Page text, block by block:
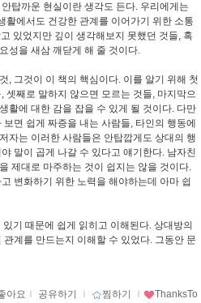
탑까운 현실이란 생각도 든다. 우리에게는
에서도 건강한 관계를 이어가기 위한 소통
있었지만 깊이 생각해보지 못했던 것들, 혹
성을 새삼 깨닫게 해 줄 것이다.
, 그것이 이 책의 핵심이다. 이를 알기 위해 첫
셋째로 말하지 않으면 모르는 것들, 마지막으
활에 대한 감을 잡을 수 있게 될 것이다. 다만
면 쉽게 짜증을 내는 사람들, 타인의 행동에
자는 이러한 사람들은 안탑깝게도 상대의 행
말이 곱게 나갈 수 있다고 얘기한다. 남자친
제대로 마주하는 것이 쉽지는 않을 것이다.
변화하기 위한 노력을 해야하는데 아마 쉽
기 때문에 쉽게 읽히고 이해된다. 상대방의
계를 만드는지 이해할 수 있었다. 그동안 문
아요 ｌ 공유하기 ｌ 찜하기 ｌ ThanksTo